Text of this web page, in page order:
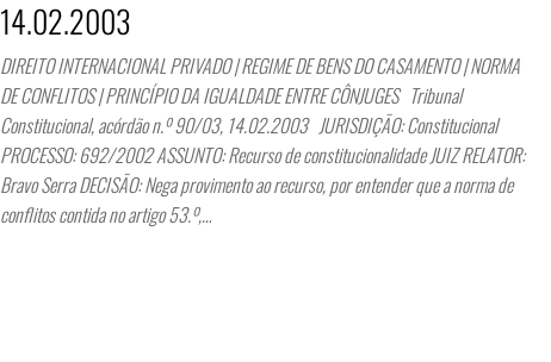
14.02.2003
DIREITO INTERNACIONAL PRIVADO | REGIME DE BENS DO CASAMENTO | NORMA
DE CONFLITOS | PRINCÍPIO DA IGUALDADE ENTRE CÔNJUGES Tribunal
Constitucional, acórdão n.º 90/03, 14.02.2003 JURISDIÇÃO: Constitucional
PROCESSO: 692/2002 ASSUNTO: Recurso de constitucionalidade JUIZ RELATOR:
Bravo Serra DECISÃO: Nega provimento ao recurso, por entender que a norma de
conflitos contida no artigo 53.º,…